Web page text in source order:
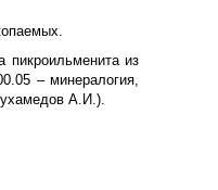
пикроильменита из
– минералогия,
А.И.).